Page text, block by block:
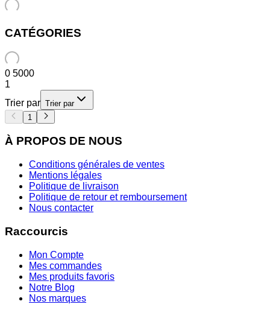
CATÉGORIES
0 5000
1
Trier par Trier par
1
À PROPOS DE NOUS
Conditions générales de ventes
Mentions légales
Politique de livraison
Politique de retour et remboursement
Nous contacter
Raccourcis
Mon Compte
Mes commandes
Mes produits favoris
Notre Blog
Nos marques